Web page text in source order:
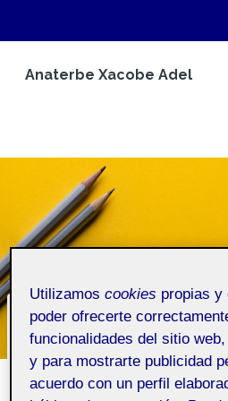
Anaterbe Xacobe Adel
¿Quién soy?
Utilizamoscookies propias y
poder ofrecerte
funcionalidades del sitio
y para mostrarte publicidad
acuerdo con un perfil